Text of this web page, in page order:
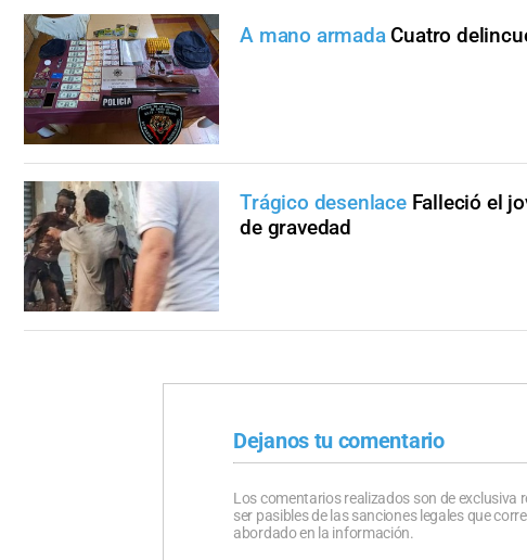
A mano armada Cuatro
Trágico desenlace Falleció el
de gravedad
Dejanos tu comentario
Los comentarios realizados son de exclusiva
ser pasibles de las sanciones legales que
abordado en la información.